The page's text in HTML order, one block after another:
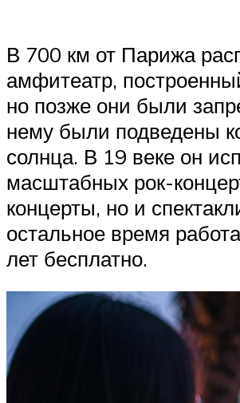
В 700 км от Парижа
амфитеатр,
но позже они были
нему были подведены
солнца. В 19 веке он
масштабных рок-
концерты, но и
остальное время
лет бесплатно.